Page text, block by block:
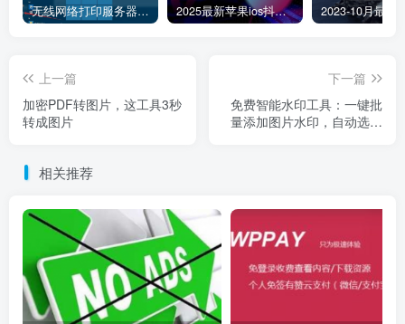
无线网络打印服务器连接和添加打印机教程 2025最新苹果ios抖音tiktok国际版免拔卡版本
上一篇
加密PDF转图片，这工具3秒
转成图片
下一篇
免费智能水印工具：一键批
量添加图片水印，自动选最
相关推荐